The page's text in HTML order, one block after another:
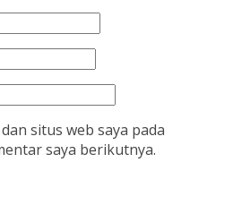
situs web saya pada
saya berikutnya.